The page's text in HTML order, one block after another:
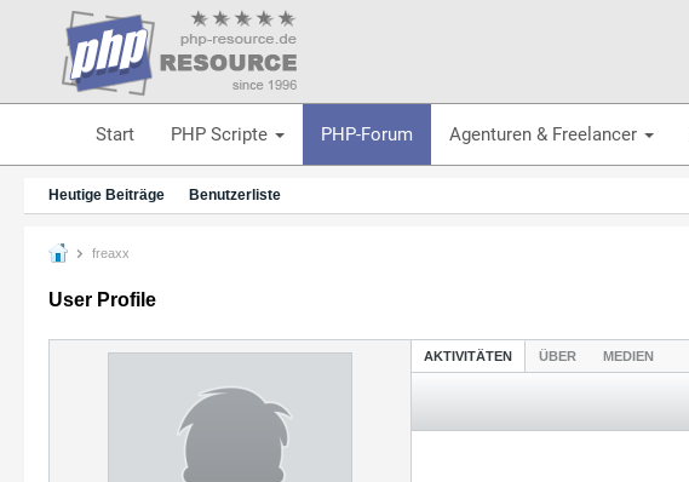
Start PHP Scripte PHP-Forum Agenturen & Freelancer
Heutige Beiträge Benutzerliste
freaxx
User Profile
AKTIVITÄTEN ÜBER MEDIEN